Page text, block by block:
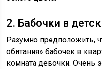
2. Бабочки в
Разумно предположить,
обитания» бабочек в
комната девочки. Очень